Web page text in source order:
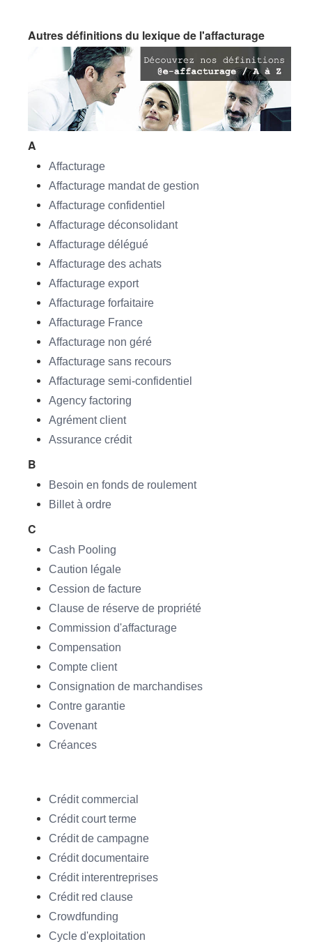
Autres définitions du lexique de l'affacturage
A
Affacturage
Affacturage mandat de gestion
Affacturage confidentiel
Affacturage déconsolidant
Affacturage délégué
Affacturage des achats
Affacturage export
Affacturage forfaitaire
Affacturage France
Affacturage non géré
Affacturage sans recours
Affacturage semi-confidentiel
Agency factoring
Agrément client
Assurance crédit
B
Besoin en fonds de roulement
Billet à ordre
C
Cash Pooling
Caution légale
Cession de facture
Clause de réserve de propriété
Commission d'affacturage
Compensation
Compte client
Consignation de marchandises
Contre garantie
Covenant
Créances
Crédit commercial
Crédit court terme
Crédit de campagne
Crédit documentaire
Crédit interentreprises
Crédit red clause
Crowdfunding
Cycle d'exploitation